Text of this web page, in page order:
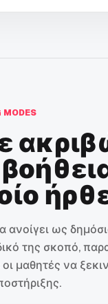
MODES
ανοίγει ως
της σκοπό,
μαθητές να